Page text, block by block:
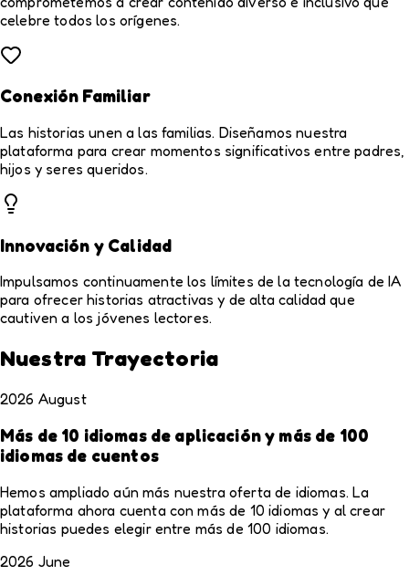
celebre todos los orígenes.
Conexión Familiar
Las historias unen a las familias. Diseñamos nuestra
plataforma para crear momentos significativos entre padres,
hijos y seres queridos.
Innovación y Calidad
Impulsamos continuamente los límites de la tecnología de IA
para ofrecer historias atractivas y de alta calidad que
cautiven a los jóvenes lectores.
Nuestra Trayectoria
2026 August
Más de 10 idiomas de aplicación y más de 100
idiomas de cuentos
Hemos ampliado aún más nuestra oferta de idiomas. La
plataforma ahora cuenta con más de 10 idiomas y al crear
historias puedes elegir entre más de 100 idiomas.
2026 June